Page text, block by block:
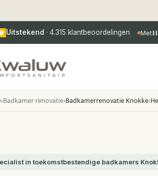
Uitstekend · 4.315 klantbeoordelingen Met
›Badkamer renovatie›Badkamerrenovatie Knokke-
in toekomstbestendige badkamers